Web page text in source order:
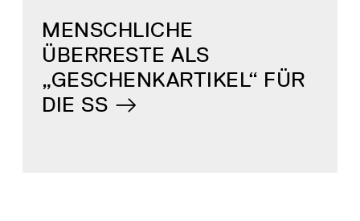
MENSCHLICHE
ÜBERRESTE ALS
„GESCHENKARTIKEL“ FÜR
DIE SS